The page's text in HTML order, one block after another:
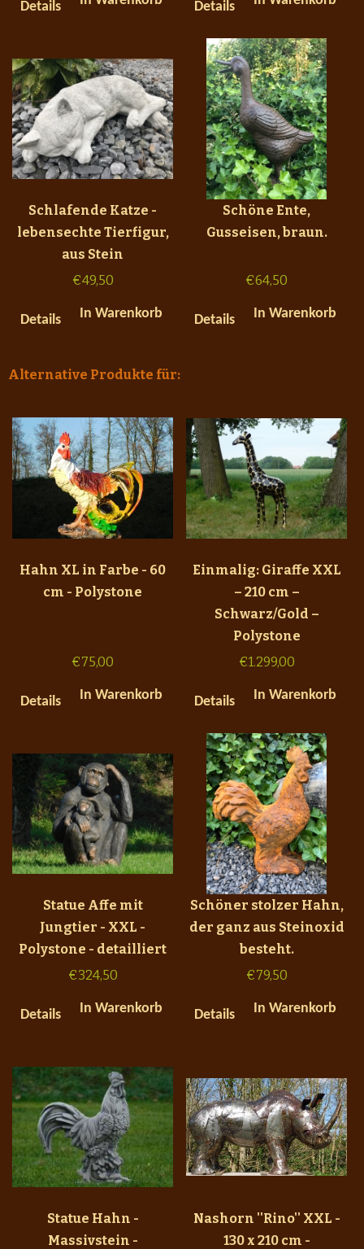
Details Details
Schlafende Katze -
lebensechte Tierfigur,
aus Stein
€49,50
Details In Warenkorb
Schöne Ente,
Gusseisen, braun.
€64,50
Details In Warenkorb
Alternative Produkte für:
Hahn XL in Farbe - 60
cm - Polystone
€75,00
Details In Warenkorb
Einmalig: Giraffe XXL
– 210 cm –
Schwarz/Gold –
Polystone
€1.299,00
Details In Warenkorb
Statue Affe mit
Jungtier - XXL -
Polystone - detailliert
€324,50
Details In Warenkorb
Schöner stolzer Hahn,
der ganz aus Steinoxid
besteht.
€79,50
Details In Warenkorb
Statue Hahn -
Massivstein -
Nashorn ''Rino'' XXL -
130 x 210 cm -